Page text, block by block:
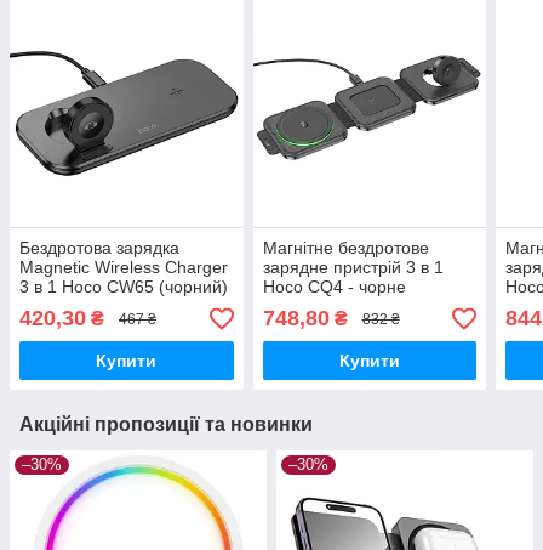
Бездротова зарядка
Magnetic Wireless Charger
3 в 1 Hoco CW65 (чорний)
420,30 ₴ 467 ₴
Купити
Магнітне бездротове
зарядне пристрій 3 в 1
Hoco CQ4 - чорне
748,80₴ 832 ₴
Купити
Акційні пропозиції та новинки
–30% –30%